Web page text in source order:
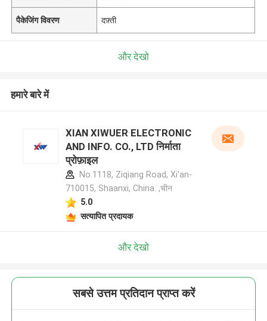
पैकेजिंग विवरण दफ़्ती
और देखो
हमारे बारे में
XIAN XIWUER ELECTRONIC
AND INFO. CO., LTD निर्माता
प्रोफ़ाइल
No.1118, Ziqiang Road, Xi'an-
710015, Shaanxi, China. ,चीन
5.0
सत्यापित प्रदायक
और देखो
सबसे उत्तम प्रतिदान प्राप्त करें